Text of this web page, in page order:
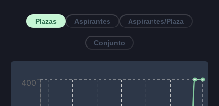
Plazas Aspirantes Aspirantes/Plaza
Conjunto
400